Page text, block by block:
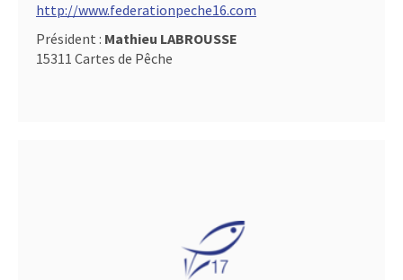
http://www.federationpeche16.com
Président : Mathieu LABROUSSE
15311 Cartes de Pêche